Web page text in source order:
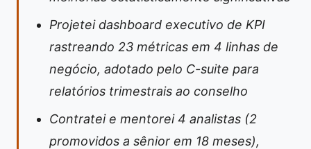
Projetei dashboard executivo de KPI
rastreando 23 métricas em 4 linhas de
negócio, adotado pelo C-suite para
relatórios trimestrais ao conselho
Contratei e mentorei 4 analistas (2
promovidos a sênior em 18 meses),